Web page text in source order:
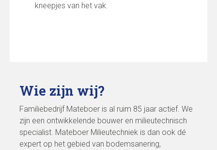
kneepjes van het vak.
Wie zijn wij?
Familiebedrijf Mateboer is al ruim 85 jaar actief. We
zijn een ontwikkelende bouwer en milieutechnisch
specialist. Mateboer Milieutechniek is dan ook dé
expert op het gebied van bodemsanering,